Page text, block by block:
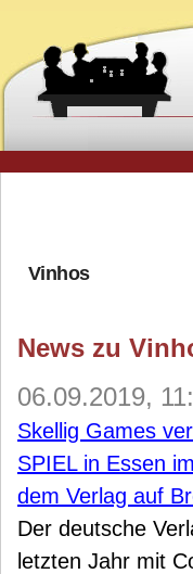
Vinhos
News zu
06.09.2019,
Skellig Games
SPIEL in Essen
dem Verlag auf
Der deutsche
letzten Jahr mit